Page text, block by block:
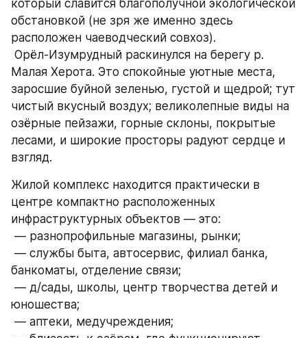
который славится благополучной экологической
обстановкой (не зря же именно здесь
расположен чаеводческий совхоз).
Малая Херота. Это спокойные уютные места,
заросшие буйной зеленью, густой и щедрой; тут
чистый вкусный воздух; великолепные виды на
озёрные пейзажи, горные склоны, покрытые
лесами, и широкие просторы радуют сердце и
взгляд.
Жилой комплекс находится практически в
центре компактно расположенных
инфраструктурных объектов — это:
— разнопрофильные магазины, рынки;
банкоматы, отделение связи;
юношества;
— аптеки, медучреждения;